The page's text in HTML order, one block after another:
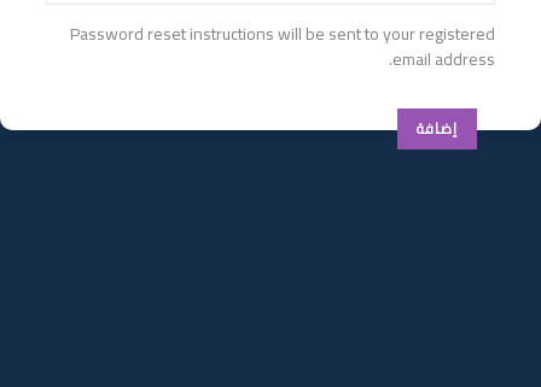
Password reset instructions will be sent to your registered
email address.